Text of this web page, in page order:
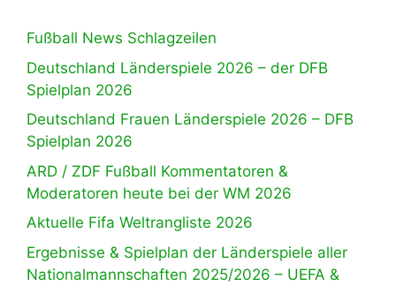
Fußball News Schlagzeilen
Deutschland Länderspiele 2026 – der DFB
Spielplan 2026
Deutschland Frauen Länderspiele 2026 – DFB
Spielplan 2026
ARD / ZDF Fußball Kommentatoren &
Moderatoren heute bei der WM 2026
Aktuelle Fifa Weltrangliste 2026
Ergebnisse & Spielplan der Länderspiele aller
Nationalmannschaften 2025/2026 – UEFA &